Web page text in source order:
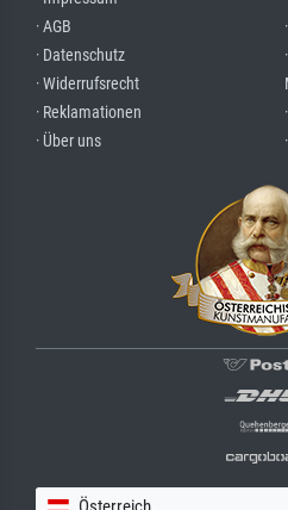
· AGB
· Datenschutz
· Widerrufsrecht
· Reklamationen
· Über uns